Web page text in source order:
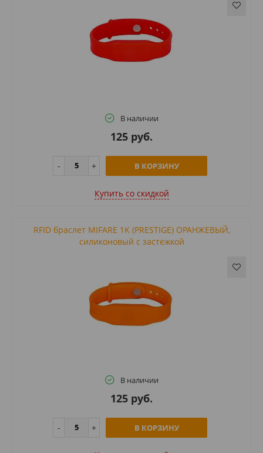
В наличии
125 руб.
В КОРЗИНУ
Купить cо скидкой
RFID браслет MIFARE 1K (PRESTIGE) ОРАНЖЕВЫЙ,
силиконовый с застежкой
В наличии
125 руб.
В КОРЗИНУ